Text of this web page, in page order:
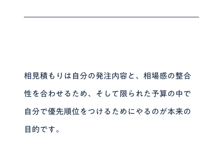
相見積もりは自分の発注内容と、相場感の整合
性を合わせるため、そして限られた予算の中で
自分で優先順位をつけるためにやるのが本来の
目的です。